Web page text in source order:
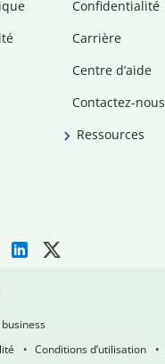
Confidentialité
Carrière
Centre d’aide
Contactez-nous
Ressources
Conditions d’utilisation